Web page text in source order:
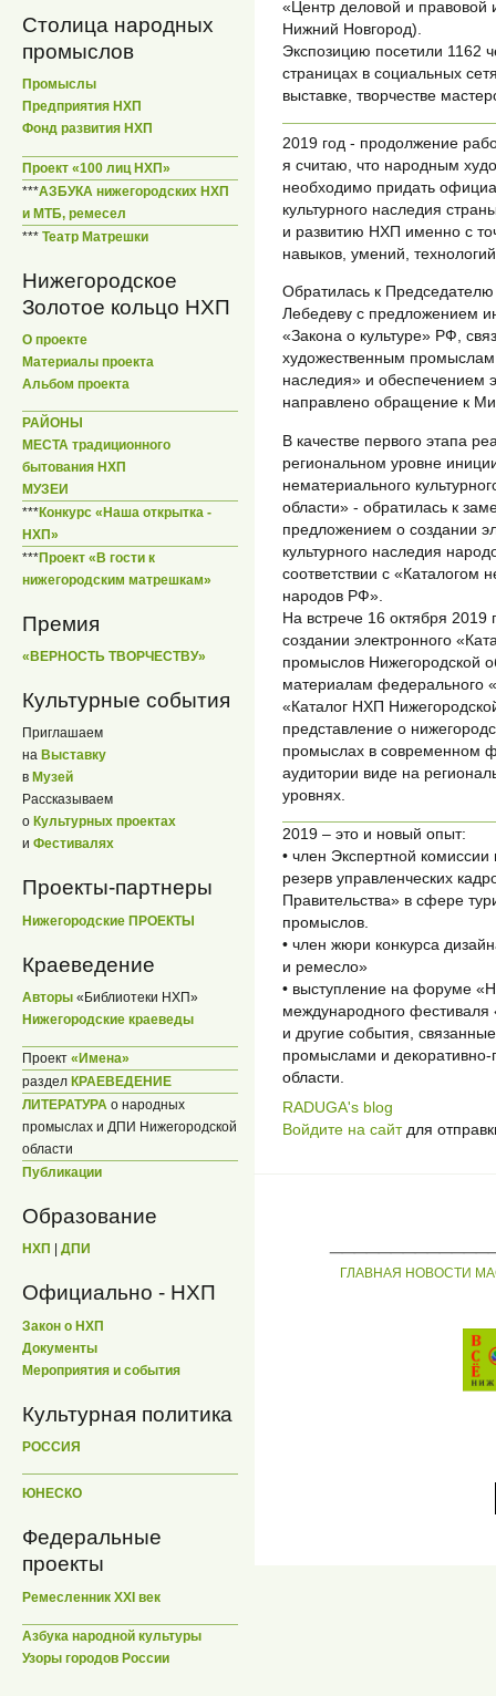
Столица народных
промыслов
Промыслы
Предприятия НХП
Фонд развития НХП
Проект «100 лиц НХП»
***АЗБУКА нижегородских НХП
и МТБ, ремесел
*** Театр Матрешки
Нижегородское
Золотое кольцо НХП
О проекте
Материалы проекта
Альбом проекта
РАЙОНЫ
МЕСТА традиционного
бытования НХП
МУЗЕИ
***Конкурс «Наша открытка -
НХП»
***Проект «В гости к
нижегородским матрешкам»
Премия
«ВЕРНОСТЬ ТВОРЧЕСТВУ»
Культурные события
Приглашаем
на Выставку
в Музей
Рассказываем
о Культурных проектах
и Фестивалях
Проекты-партнеры
Нижегородские ПРОЕКТЫ
Краеведение
Авторы «Библиотеки НХП»
Нижегородские краеведы
Проект «Имена»
раздел КРАЕВЕДЕНИЕ
ЛИТЕРАТУРА о народных
промыслах и ДПИ Нижегородской
области
Публикации
Образование
НХП ДПИ
Официально - НХП
Закон о НХП
Документы
Мероприятия и события
Культурная политика
РОССИЯ
ЮНЕСКО
Федеральные
проекты
Ремесленник XXI век
Азбука народной культуры
Узоры городов России
«Центр деловой и правовой
Нижний Новгород).
Экспозицию посетили 1162
страницах в социальных
выставке, творчестве
2019 год - продолжение
я считаю, что народным
необходимо придать
культурного наследия
и развитию НХП именно с
навыков, умений,
Обратилась к
Лебедеву с предложением
«Закона о культуре» РФ,
художественным промыслам
наследия» и обеспечением
направлено обращение к
В качестве первого этапа
региональном уровне
нематериального
области» - обратилась к
предложением о создании
культурного наследия
соответствии с «Каталогом
народов РФ».
На встрече 16 октября
создании электронного
промыслов Нижегородской
материалам федерального
«Каталог НХП
представление о
промыслах в современном
аудитории виде на
уровнях.
2019 – это и новый опыт:
• член Экспертной
резерв управленческих
Правительства» в сфере
промыслов.
• член жюри конкурса
и ремесло»
• выступление на форуме
международного фестиваля
и другие события,
промыслами и
области.
RADUGA's blog
Войдите на сайтдля
ГЛАВНАЯ НОВОСТИ